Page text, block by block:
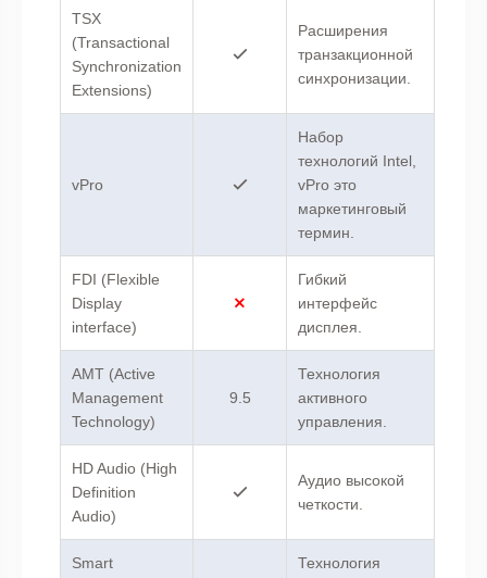
TSX
(Transactional
Synchronization
Extensions)
Расширения
транзакционной
синхронизации.
vPro
Набор
технологий Intel,
vPro это
маркетинговый
термин.
FDI (Flexible
Display
interface)
Гибкий
интерфейс
дисплея.
AMT (Active
Management
Technology)
9.5
Технология
активного
управления.
HD Audio (High
Definition
Audio)
Аудио высокой
четкости.
Smart
Технология